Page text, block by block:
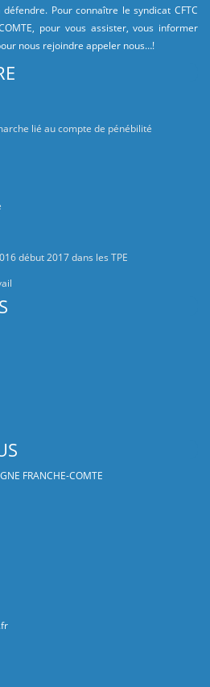
Pour connaître le syndicat CFTC
COMTE, pour vous assister, vous informer
nous rejoindre appeler nous…!
lié au compte de pénébilité
début 2017 dans les TPE
FRANCHE-COMTE